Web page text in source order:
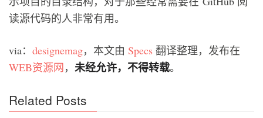
读源代码的人非常有用。
via： designemag，本文由 Specs 翻译整理，发布在
WEB资源网， 未经允许，不得转载。
Related Posts